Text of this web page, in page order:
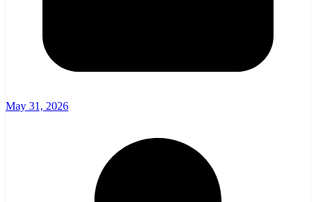
May 31, 2026